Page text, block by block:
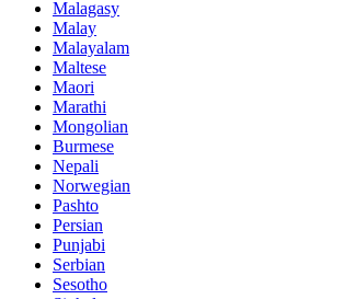
Malagasy
Malay
Malayalam
Maltese
Maori
Marathi
Mongolian
Burmese
Nepali
Norwegian
Pashto
Persian
Punjabi
Serbian
Sesotho